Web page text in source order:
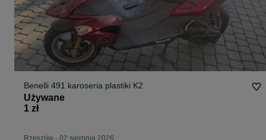
Benelli 491 karoseria plastiki K2
Używane
1 zł